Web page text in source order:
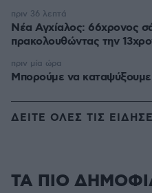
Νέα Αγχίαλος: 66χρονος
πρακολουθώντας την
πριν 36 λεπτά
Μπορούμε να
πριν μία ώρα
ΔΕΙΤΕ ΟΛΕΣ ΤΙΣ
ΤΑ ΠΙΟ